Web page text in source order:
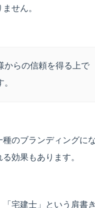
せん。
からの信頼を得る上で
のブランディングに
効果もあります。
宅建士」という肩書